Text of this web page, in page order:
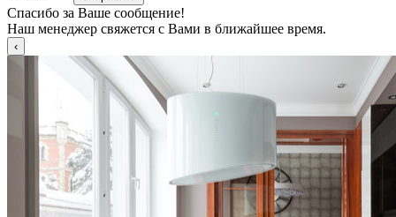
Спасибо за Ваше сообщение!
Наш менеджер свяжется с Вами в ближайшее время.